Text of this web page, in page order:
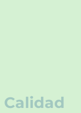
Calidad